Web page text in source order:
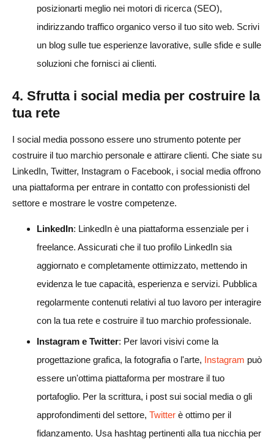
posizionarti meglio nei motori di ricerca (SEO),
indirizzando traffico organico verso il tuo sito web. Scrivi
un blog sulle tue esperienze lavorative, sulle sfide e sulle
soluzioni che fornisci ai clienti.
4. Sfrutta i social media per costruire la
tua rete
I social media possono essere uno strumento potente per
costruire il tuo marchio personale e attirare clienti. Che siate su
LinkedIn, Twitter, Instagram o Facebook, i social media offrono
una piattaforma per entrare in contatto con professionisti del
settore e mostrare le vostre competenze.
LinkedIn: LinkedIn è una piattaforma essenziale per i
freelance. Assicurati che il tuo profilo LinkedIn sia
aggiornato e completamente ottimizzato, mettendo in
evidenza le tue capacità, esperienza e servizi. Pubblica
regolarmente contenuti relativi al tuo lavoro per interagire
con la tua rete e costruire il tuo marchio professionale.
Instagram e Twitter: Per lavori visivi come la
progettazione grafica, la fotografia o l'arte, Instagram può
essere un'ottima piattaforma per mostrare il tuo
portafoglio. Per la scrittura, i post sui social media o gli
approfondimenti del settore, Twitter è ottimo per il
fidanzamento. Usa hashtag pertinenti alla tua nicchia per